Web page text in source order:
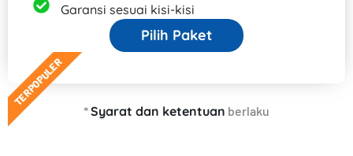
Garansi sesuai kisi-kisi
Pilih Paket
TERPOPULER
*Syarat dan ketentuan berlaku